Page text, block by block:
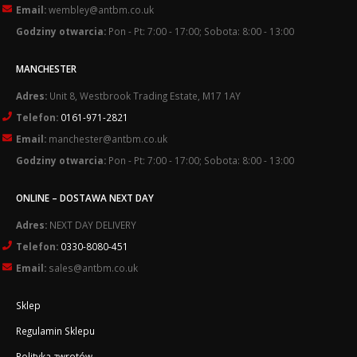
Email:wembley@antbm.co.uk
Godziny otwarcia: Pon - Pt: 7:00 - 17:00; Sobota: 8:00 - 13:00
MANCHESTER
Adres: Unit 8, Westbrook Trading Estate, M17 1AY
Telefon: 0161-971-2821
Email: manchester@antbm.co.uk
Godziny otwarcia: Pon - Pt: 7:00 - 17:00; Sobota: 8:00 - 13:00
ONLINE – DOSTAWA NEXT DAY
Adres: NEXT DAY DELIVERY
Telefon: 0330-8080-451
Email: sales@antbm.co.uk
Sklep
Regulamin Sklepu